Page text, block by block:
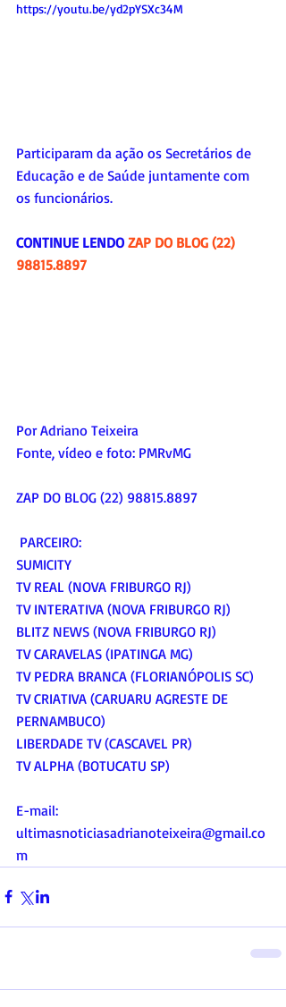
https://youtu.be/yd2pYSXc34M
Participaram da ação os Secretários de
Educação e de Saúde juntamente com
os funcionários.
CONTINUE LENDO ZAP DO BLOG (22)
98815.8897
Por Adriano Teixeira
Fonte, vídeo e foto: PMRvMG
ZAP DO BLOG (22) 98815.8897
PARCEIRO:
SUMICITY
TV REAL (NOVA FRIBURGO RJ)
TV INTERATIVA (NOVA FRIBURGO RJ)
BLITZ NEWS (NOVA FRIBURGO RJ)
TV CARAVELAS (IPATINGA MG)
TV PEDRA BRANCA (FLORIANÓPOLIS SC)
TV CRIATIVA (CARUARU AGRESTE DE
PERNAMBUCO)
LIBERDADE TV (CASCAVEL PR)
TV ALPHA (BOTUCATU SP)
E-mail:
ultimasnoticiasadrianoteixeira@gmail.co
m